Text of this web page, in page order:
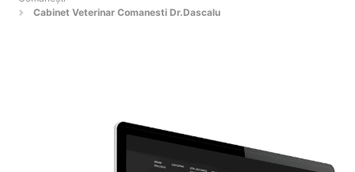
Cabinet Veterinar Comanesti Dr.Dascalu